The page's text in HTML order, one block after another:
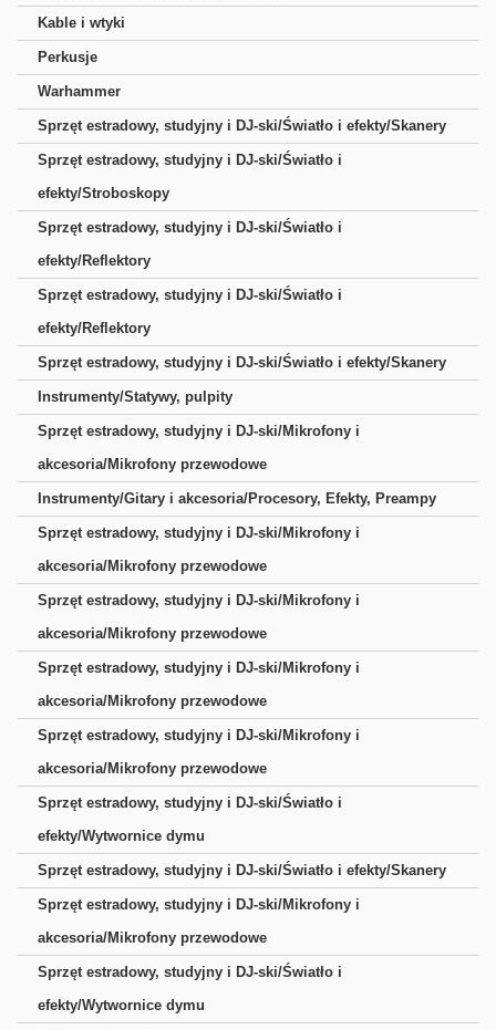
Kable i wtyki
Perkusje
Warhammer
Sprzęt estradowy, studyjny i DJ-ski/Światło i efekty/Skanery
Sprzęt estradowy, studyjny i DJ-ski/Światło i
efekty/Stroboskopy
Sprzęt estradowy, studyjny i DJ-ski/Światło i
efekty/Reflektory
Sprzęt estradowy, studyjny i DJ-ski/Światło i
efekty/Reflektory
Sprzęt estradowy, studyjny i DJ-ski/Światło i efekty/Skanery
Instrumenty/Statywy, pulpity
Sprzęt estradowy, studyjny i DJ-ski/Mikrofony i
akcesoria/Mikrofony przewodowe
Instrumenty/Gitary i akcesoria/Procesory, Efekty, Preampy
Sprzęt estradowy, studyjny i DJ-ski/Mikrofony i
akcesoria/Mikrofony przewodowe
Sprzęt estradowy, studyjny i DJ-ski/Mikrofony i
akcesoria/Mikrofony przewodowe
Sprzęt estradowy, studyjny i DJ-ski/Mikrofony i
akcesoria/Mikrofony przewodowe
Sprzęt estradowy, studyjny i DJ-ski/Mikrofony i
akcesoria/Mikrofony przewodowe
Sprzęt estradowy, studyjny i DJ-ski/Światło i
efekty/Wytwornice dymu
Sprzęt estradowy, studyjny i DJ-ski/Światło i efekty/Skanery
Sprzęt estradowy, studyjny i DJ-ski/Mikrofony i
akcesoria/Mikrofony przewodowe
Sprzęt estradowy, studyjny i DJ-ski/Światło i
efekty/Wytwornice dymu